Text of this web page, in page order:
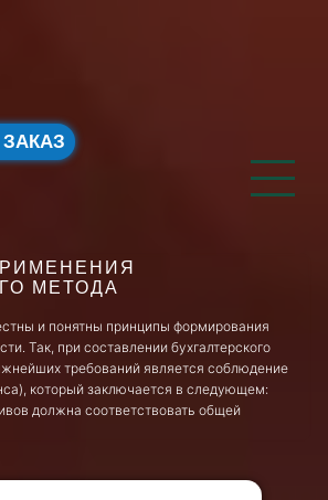
МЕТОДА
и понятны принципы формирования
Так, при составлении бухгалтерского
требований является соблюдение
который заключается в следующем:
должна соответствовать общей